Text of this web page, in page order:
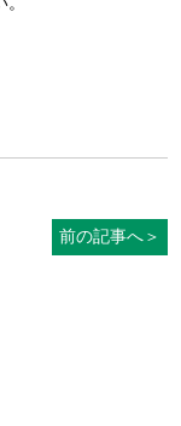
前の記事へ＞